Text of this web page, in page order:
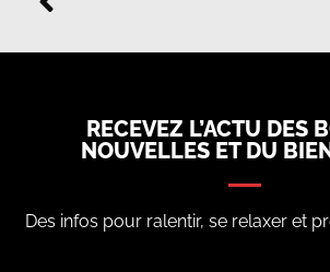
RECEVEZ L’ACTU DES
NOUVELLES ET DU
Des infos pour ralentir, se relaxer et